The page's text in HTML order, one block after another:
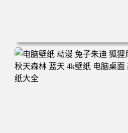
电脑壁纸 动漫 紫灵 冰清玉洁《凡
160 电脑桌面 高清壁纸 壁纸下载